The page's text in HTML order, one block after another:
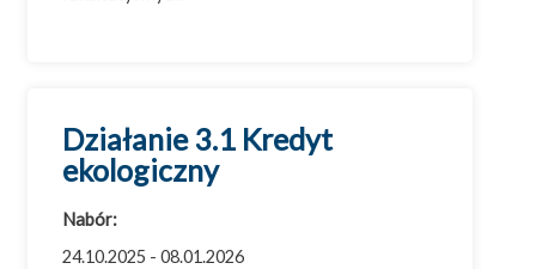
Działanie 3.1 Kredyt
ekologiczny
Nabór:
24.10.2025 - 08.01.2026